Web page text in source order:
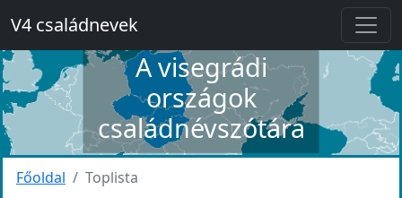
V4 családnevek
A visegrádi
országok
családnévszótára
Főoldal Toplista